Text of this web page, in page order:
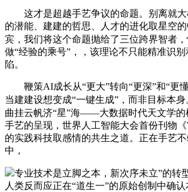
这才是超越手艺争议的命题。别离就大
的潜能、建建的哲思、人才的进化取星空
宾，我们将这个命题抛给了三位跨界智者
做“经验的乘号”，，该理论不只能精准识
陷。
鞭策AI成长从“更大”转向“更深”和“更懂
当建建设想变成“一键生成”，而非目标本身
曲挂云帆济“星”海——大数据时代天文学的
手艺的呈现，世界人工智能大会首份刊物
的实践科技取感情的共生之道。正在手艺
中，
专业技术是立脚之本，新次序未立”的转
人类反而应正在“道生一”的原始创制中确